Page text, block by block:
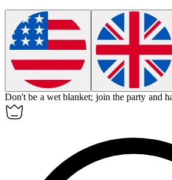
Don't be a wet blanket; join the party and